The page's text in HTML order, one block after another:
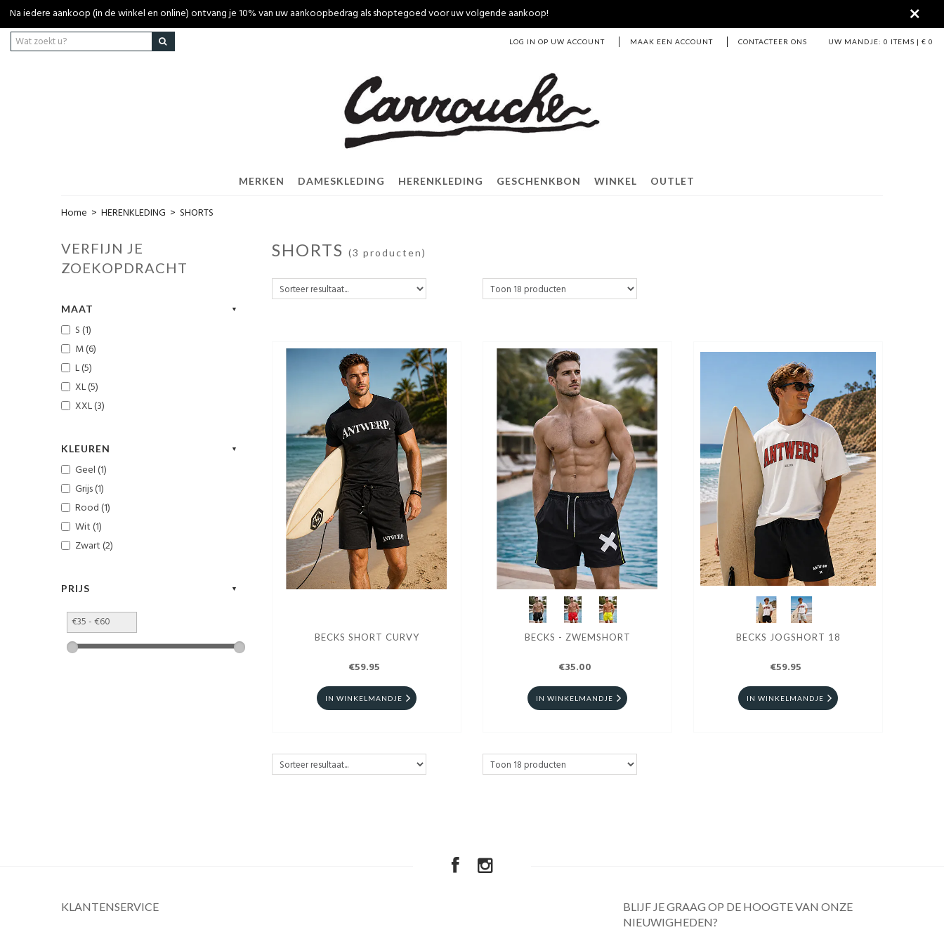
Na iedere aankoop (in de winkel en online) ontvang je 10% van uw aankoopbedrag als shoptegoed voor uw volgende aankoop!
UW MANDJE: 0 ITEMS | € 0
LOG IN OP UW ACCOUNT MAAK EEN ACCOUNT CONTACTEER ONS
MERKEN DAMESKLEDING HERENKLEDING GESCHENKBON WINKEL OUTLET
Home > HERENKLEDING > SHORTS
VERFIJN JE
ZOEKOPDRACHT
MAAT
S (1)
M (6)
L (5)
XL (5)
XXL (3)
KLEUREN
Geel (1)
Grijs (1)
Rood (1)
Wit (1)
Zwart (2)
PRIJS
SHORTS (3 producten)
BECKS SHORT CURVY
€59.95
IN WINKELMANDJE
BECKS - ZWEMSHORT
€35.00
IN WINKELMANDJE
BECKS JOGSHORT 18
€59.95
IN WINKELMANDJE
KLANTENSERVICE
BLIJF JE GRAAG OP DE HOOGTE VAN ONZE
NIEUWIGHEDEN?